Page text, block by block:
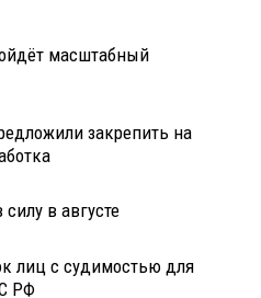
масштабный
закрепить на
в августе
лиц с судимостью для
РФ